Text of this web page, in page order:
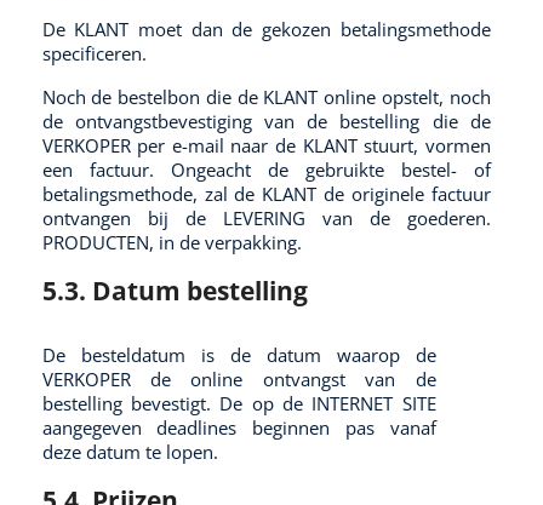
De KLANT moet dan de gekozen betalingsmethode
specificeren.
Noch de bestelbon die de KLANT online opstelt, noch
de ontvangstbevestiging van de bestelling die de
VERKOPER per e-mail naar de KLANT stuurt, vormen
een factuur. Ongeacht de gebruikte bestel- of
betalingsmethode, zal de KLANT de originele factuur
ontvangen bij de LEVERING van de goederen.
PRODUCTEN, in de verpakking.
5.3. Datum bestelling
De besteldatum is de datum waarop de
VERKOPER de online ontvangst van de
bestelling bevestigt. De op de INTERNET SITE
aangegeven deadlines beginnen pas vanaf
deze datum te lopen.